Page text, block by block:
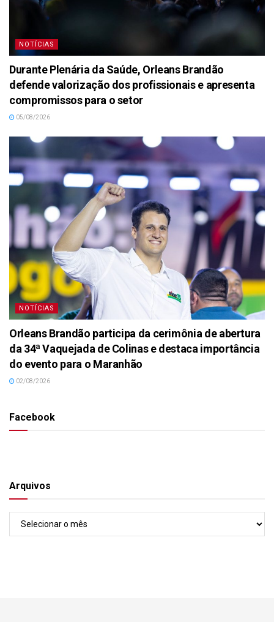
NOTÍCIAS
Durante Plenária da Saúde, Orleans Brandão
defende valorização dos profissionais e apresenta
compromissos para o setor
05/08/2026
NOTÍCIAS
Orleans Brandão participa da cerimônia de abertura
da 34ª Vaquejada de Colinas e destaca importância
do evento para o Maranhão
02/08/2026
Facebook
Arquivos